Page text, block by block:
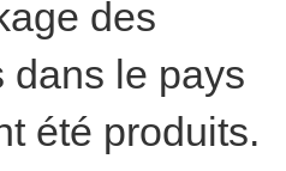
des
dans le pays
été produits.